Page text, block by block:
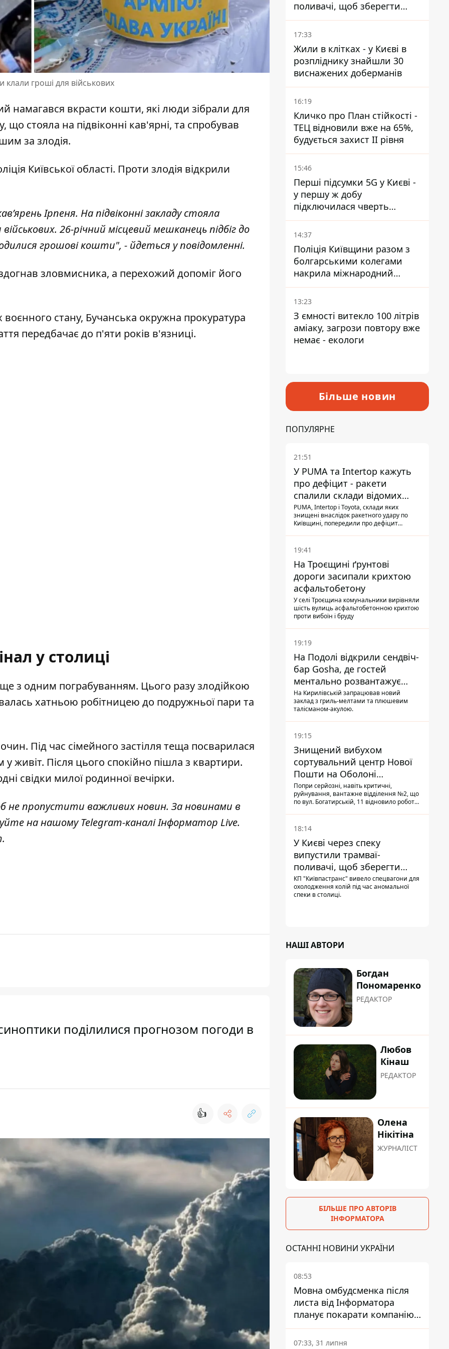
клали гроші для військових
намагався вкрасти кошти, які люди зібрали для
стояла на підвіконні кав'ярні, та спробував
за злодія.
Київської області. Проти злодія відкрили
Ірпеня. На підвіконні закладу стояла
26-річний місцевий мешканець підбіг до
грошові кошти", - йдеться у повідомленні.
зловмисника, а перехожий допоміг його
стану, Бучанська окружна прокуратура
передбачає до п'яти років в'язниці.
у столиці
з одним пограбуванням. Цього разу злодійкою
хатньою робітницею до подружньої пари та
Під час сімейного застілля теща посварилася
у живіт. Після цього спокійно пішла з квартири.
свідки милої родинної вечірки.
не пропустити важливих новин. За новинами в
на нашому Telegram-каналіІнформатор Live.
.
поділилися прогнозом погоди в
👍
поливачі, щоб зберегти
рейки від деформації
17:33
Жили в клітках - у Києві в
розпліднику знайшли 30
виснажених доберманів
16:19
Кличко про План стійкості -
ТЕЦ відновили вже на 65%,
будується захист ІІ рівня
15:46
Перші підсумки 5G у Києві -
у першу ж добу
підключилася чверть
мільйона абонентів
14:37
Поліція Київщини разом з
болгарськими колегами
накрила міжнародний
наркосиндикат
13:23
З ємності витекло 100 літрів
аміаку, загрози повтору вже
немає - екологи
Більше новин
ПОПУЛЯРНЕ
21:51
У PUMA та Intertop кажуть
про дефіцит - ракети
спалили склади відомих
брендів
PUMA, Intertop і Toyota, склади яких
знищені внаслідок ракетного удару по
Київщині, попередили про дефіцит
19:41
На Троєщині ґрунтові
дороги засипали крихтою
асфальтобетону
У селі Троєщина комунальники вирівняли
шість вулиць асфальтобетонною крихтою
проти вибоїн і бруду
19:19
На Подолі відкрили сендвіч-
бар Gosha, де гостей
ментально розвантажує
акула
На Кирилівській запрацював новий
заклад з гриль-мелтами та плюшевим
талісманом-акулою.
19:15
Знищений вибухом
сортувальний центр Нової
Пошти на Оболоні
запрацював - видають
посилки
Попри серйозні, навіть критичні,
руйнування, вантажне відділення №2, що
по вул. Богатирській, 11 відновило роботу:
18:14
У Києві через спеку
випустили трамваї-
поливачі, щоб зберегти
рейки від деформації
КП "Київпастранс" вивело спецвагони для
охолодження колій під час аномальної
спеки в столиці.
НАШІ АВТОРИ
Богдан
Пономаренко
РЕДАКТОР
Любов
Кінаш
РЕДАКТОР
Олена
Нікітіна
ЖУРНАЛІСТ
БІЛЬШЕ ПРО АВТОРІВ
ІНФОРМАТОРА
ОСТАННІ НОВИНИ УКРАЇНИ
08:53
Мовна омбудсменка після
листа від Інформатора
планує покарати компанію-
підрядника ПриватБанку
07:33, 31 липня